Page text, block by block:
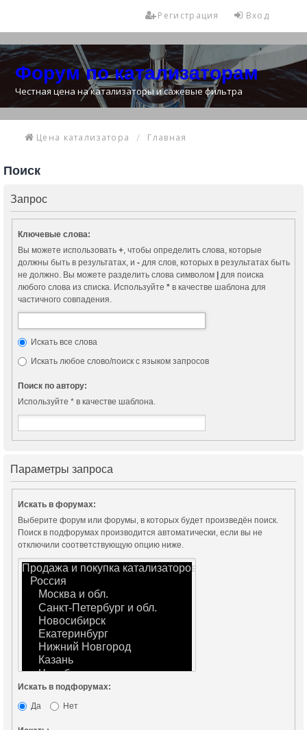
Вход
Регистрация
Форум по катализаторам
Честная цена на катализаторы и сажевые фильтра
Цена катализатора Главная
Поиск
Запрос
Ключевые слова:
Вы можете использовать +, чтобы определить слова, которые
должны быть в результатах, и -для слов, которых в результатах быть
не должно. Вы можете разделить слова символом |для поиска
любого слова из списка. Используйте *в качестве шаблона для
частичного совпадения.
Искать все слова
Искать любое слово/поиск с языком запросов
Поиск по автору:
Используйте * в качестве шаблона.
Параметры запроса
Искать в форумах:
Выберите форум или форумы, в которых будет произведён поиск.
Поиск в подфорумах производится автоматически, если вы не
отключили соответствующую опцию ниже.
Искать в подфорумах:
Да
Нет